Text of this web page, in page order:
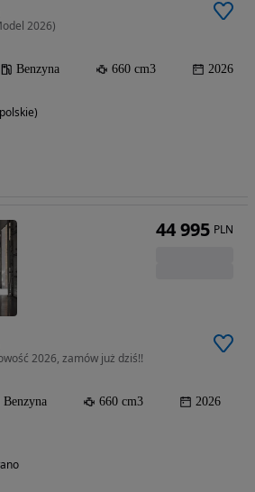
2026)
Benzyna 660 cm3 2026
2026, zamów już dziś!!
Benzyna 660 cm3 2026
44 995 PLN